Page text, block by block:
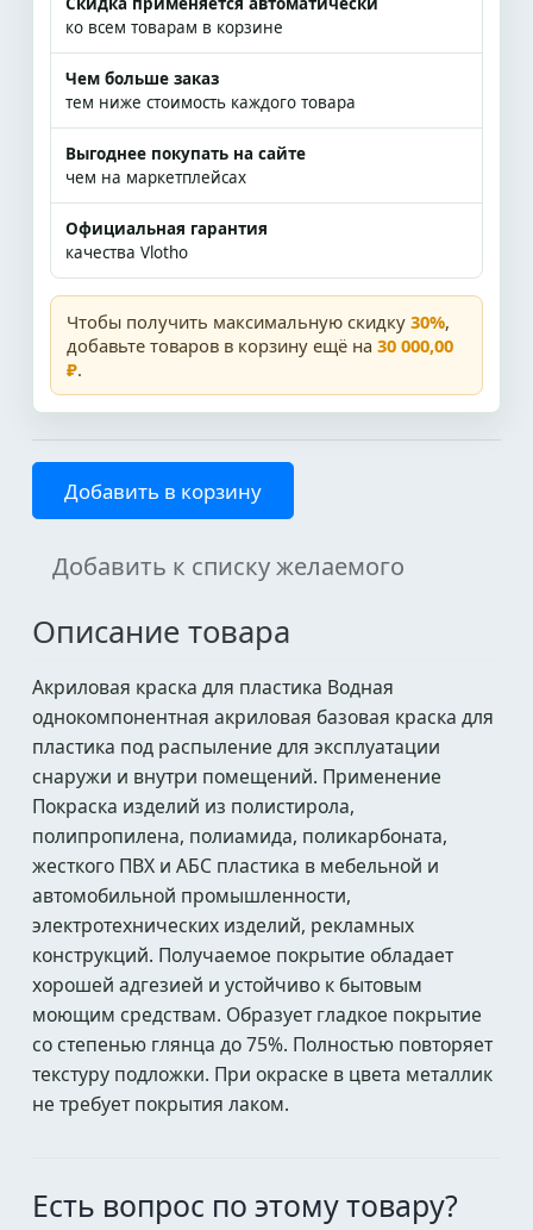
ко всем товарам в корзине
Чем больше заказ
тем ниже стоимость каждого товара
Выгоднее покупать на сайте
чем на маркетплейсах
Официальная гарантия
качества Vlotho
Чтобы получить максимальную скидку 30%,
добавьте товаров в корзину ещё на 30 000,00
₽.
Добавить в корзину
Добавить к списку желаемого
Описание товара
Акриловая краска для пластика Водная
однокомпонентная акриловая базовая краска для
пластика под распыление для эксплуатации
снаружи и внутри помещений. Применение
Покраска изделий из полистирола,
полипропилена, полиамида, поликарбоната,
жесткого ПВХ и АБС пластика в мебельной и
автомобильной промышленности,
электротехнических изделий, рекламных
конструкций. Получаемое покрытие обладает
хорошей адгезией и устойчиво к бытовым
моющим средствам. Образует гладкое покрытие
со степенью глянца до 75%. Полностью повторяет
текстуру подложки. При окраске в цвета металлик
не требует покрытия лаком.
Есть вопрос по этому товару?